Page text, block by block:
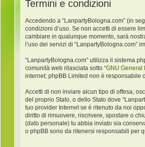
Termini e condizioni
Accedendo a “LanpartyBologna.com” (in
condizioni d’uso. Se non accetti di essere
cambiare in qualunque momento, sarà
l’uso dei servizi di “LanpartyBologna.com”
“LanpartyBologna.com” utilizza il sistema
comunità web rilasciata sotto “GNU General
internet; phpBB Limited non è
Accetti di non inviare alcun tipo di offesa,
del proprio Stato, o dello Stato dove
tuo provider Internet se è ritenuto da noi
diritto di rimuovere, riscrivere, spostare o
(dato personale) tu abbia inviato sia
o phpBB sono da ritenersi responsabili per